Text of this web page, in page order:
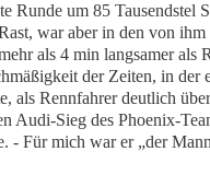
Runde um 85 Tausendstel
war aber in den von ihm
als 4 min langsamer als
der Zeiten, in der
als Rennfahrer deutlich
Audi-Sieg des Phoenix-
- Für mich war er „der